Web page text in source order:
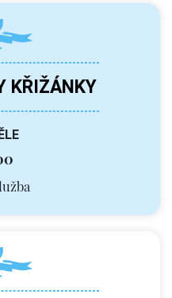
KŘIŽÁNKY